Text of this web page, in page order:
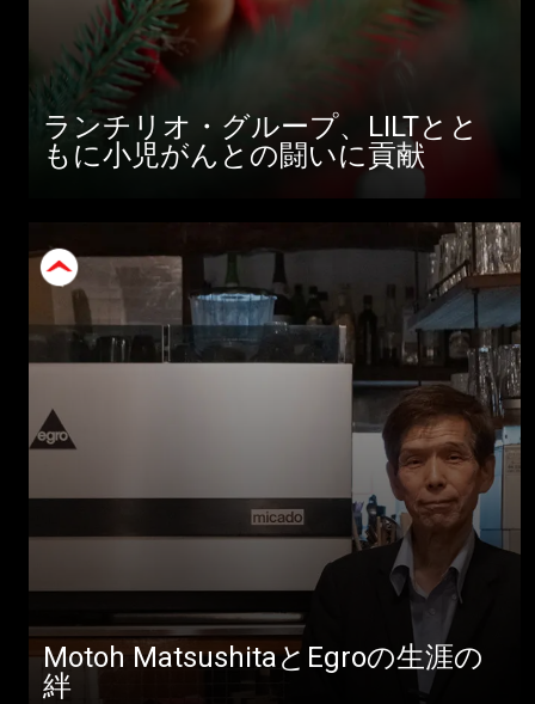
ランチリオ・グループ、LILTとと
もに小児がんとの闘いに貢献
Motoh MatsushitaとEgroの生涯の
絆
製品情報
ニュース
もっと見る